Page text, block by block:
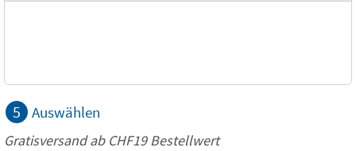
5 Auswählen
Gratisversand ab CHF19Bestellwert